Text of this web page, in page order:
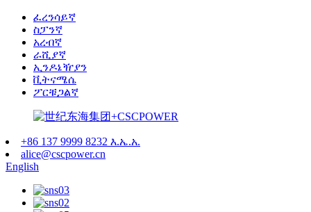
ፈረንሳይኛ
ስፓንኛ
አረብኛ
ራሺያኛ
ኢንዶኔዥያን
ቪትናሜሴ
ፖርቹጋልኛ
+86 137 9999 8232 እ.ኤ.አ.
alice@cscpower.cn
English